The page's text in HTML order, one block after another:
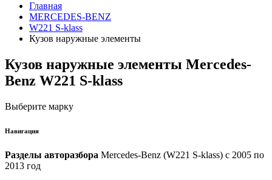
Главная
MERCEDES-BENZ
W221 S-klass
Кузов наружные элементы
Кузов наружные элементы Mercedes-
Benz W221 S-klass
Выберите марку
Навигация
Разделы авторазбора Mercedes-Benz (W221 S-klass) с 2005 по
2013 год